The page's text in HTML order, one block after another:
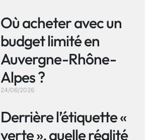
Où acheter avec un
budget limité en
Auvergne-Rhône-
Alpes ?
24/06/2026
Derrière l’étiquette «
verte », quelle réalité